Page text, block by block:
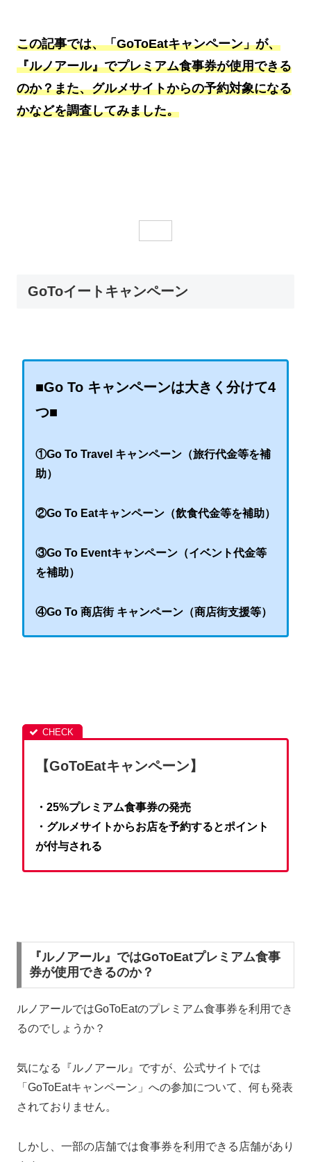
この記事では、「GoToEatキャンペーン」が、
『ルノアール』でプレミアム食事券が使用できる
のか？また、グルメサイトからの予約対象になる
かなどを調査してみました。
GoToイートキャンペーン
■Go To キャンペーンは大きく分けて4
つ■
①Go To Travel キャンペーン（旅行代金等を補
助）
②Go To Eatキャンペーン（飲食代金等を補助）
③Go To Eventキャンペーン（イベント代金等
を補助）
④Go To 商店街 キャンペーン（商店街支援等）
【GoToEatキャンペーン】
・25%プレミアム食事券の発売
・グルメサイトからお店を予約するとポイント
が付与される
『ルノアール』ではGoToEatプレミアム食事
券が使用できるのか？
ルノアールではGoToEatのプレミアム食事券を利用でき
るのでしょうか？
気になる『ルノアール』ですが、公式サイトでは
「GoToEatキャンペーン」への参加について、何も発表
されておりません。
しかし、一部の店舗では食事券を利用できる店舗があり